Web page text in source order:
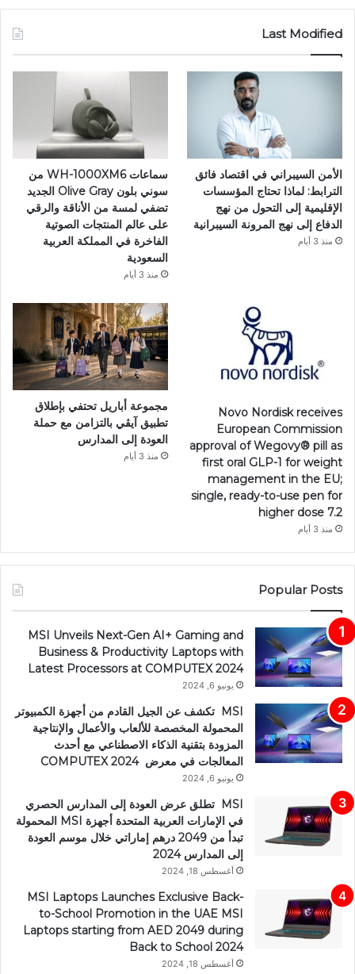
Last Modified
الأمن السيبراني في اقتصاد فائق
الترابط: لماذا تحتاج المؤسسات
الإقليمية إلى التحول من نهج
الدفاع إلى نهج المرونة السيبرانية
منذ 3 أيام
سماعات WH-1000XM6 من
سوني بلون Olive Gray الجديد
تضفي لمسة من الأناقة والرقي
على عالم المنتجات الصوتية
الفاخرة في المملكة العربية
السعودية
منذ 3 أيام
Novo Nordisk receives
European Commission
approval of Wegovy®️ pill as
first oral GLP-1 for weight
management in the EU;
single, ready-to-use pen for
higher dose 7.2
منذ 3 أيام
مجموعة أباريل تحتفي بإطلاق
تطبيق آيڤي بالتزامن مع حملة
العودة إلى المدارس
منذ 3 أيام
Popular Posts
MSI Unveils Next-Gen AI+ Gaming and
Business & Productivity Laptops with
Latest Processors at COMPUTEX 2024
يونيو 6, 2024
MSI تكشف عن الجيل القادم من أجهزة الكمبيوتر
المحمولة المخصصة للألعاب والأعمال والإنتاجية
المزودة بتقنية الذكاء الاصطناعي مع أحدث
المعالجات في معرض COMPUTEX 2024
يونيو 6, 2024
MSI تطلق عرض العودة إلى المدارس الحصري
في الإمارات العربية المتحدة أجهزة MSI المحمولة
تبدأ من 2049 درهم إماراتي خلال موسم العودة
إلى المدارس 2024
أغسطس 18, 2024
MSI Laptops Launches Exclusive Back-
to-School Promotion in the UAE MSI
Laptops starting from AED 2049 during
Back to School 2024
أغسطس 18, 2024